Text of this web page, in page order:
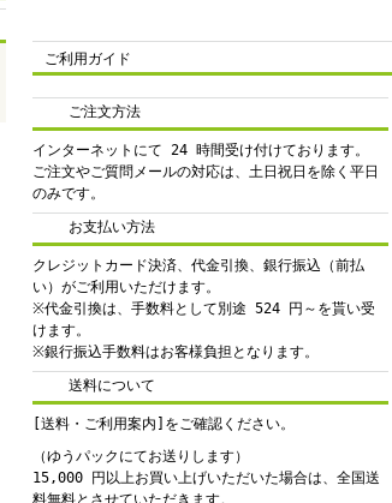
ご利用ガイド
ご注文方法
インターネットにて 24 時間受け付けております。
ご注文やご質問メールの対応は、土日祝日を除く平日
のみです。
お支払い方法
クレジットカード決済、代金引換、銀行振込（前払
い）がご利用いただけます。
※代金引換は、手数料として別途 524 円～を貰い受
けます。
※銀行振込手数料はお客様負担となります。
送料について
[送料・ご利用案内]をご確認ください。
（ゆうパックにてお送りします）
15,000 円以上お買い上げいただいた場合は、全国送
料無料とさせていただきます。